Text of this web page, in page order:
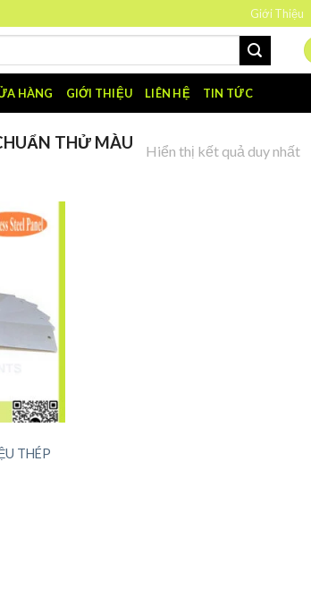
Giới Thiệu
HÀNG GIỚI THIỆU LIÊN HỆ TIN TỨC
THỬ MÀU
Hiển thị kết quả duy nhất
THÉP